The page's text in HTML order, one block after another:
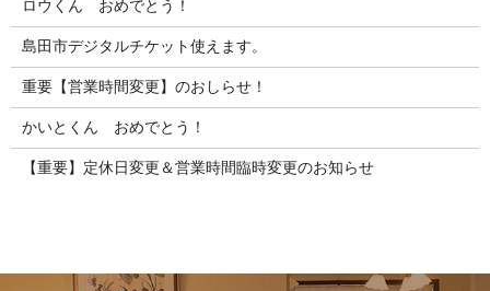
ロウくん おめでとう！
島田市デジタルチケット使えます。
重要【営業時間変更】のおしらせ！
かいとくん おめでとう！
【重要】定休日変更＆営業時間臨時変更のお知らせ